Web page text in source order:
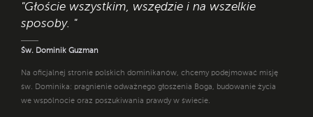
"Głoście wszystkim, wszędzie i na wszelkie
sposoby. "
Św. Dominik Guzman
Na oficjalnej stronie polskich dominikanów, chcemy podejmować misję
św. Dominika: pragnienie odważnego głoszenia Boga, budowanie życia
we wspólnocie oraz poszukiwania prawdy w świecie.